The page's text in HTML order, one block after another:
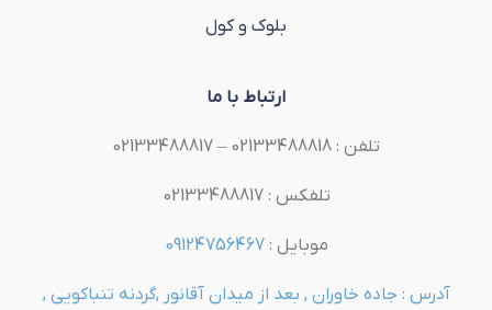
بلوک و کول
ارتباط با ما
تلفن : 02133488818 – 02133488817
تلفکس : 02133488817
موبایل :09124756467
آدرس : جاده خاوران , بعد از میدان آقانور ,گردنه تنباکویی ,